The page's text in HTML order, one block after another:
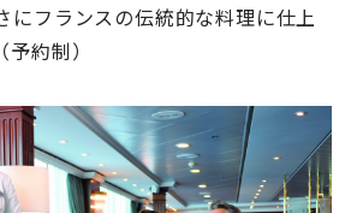
にフランスの伝統的な料理に仕上
約制）